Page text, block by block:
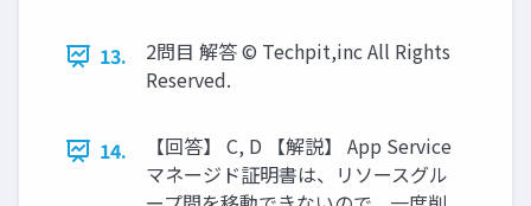
13.
2問目 解答 © Techpit,inc All Rights
Reserved.
14.
【回答】 C, D 【解説】 App Service
マネージド証明書は、リソースグル